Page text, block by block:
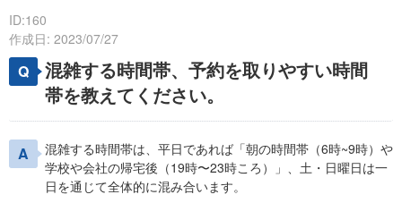
ID:160
作成日: 2023/07/27
混雑する時間帯、予約を取りやすい時間
帯を教えてください。
混雑する時間帯は、平日であれば「朝の時間帯（6時~9時）や
学校や会社の帰宅後（19時〜23時ころ）」、土・日曜日は一
日を通じて全体的に混み合います。